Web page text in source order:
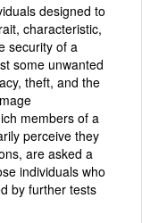
designed to
characteristic,
security of a
some unwanted
theft, and the
members of a
perceive they
are asked a
individuals who
by further tests